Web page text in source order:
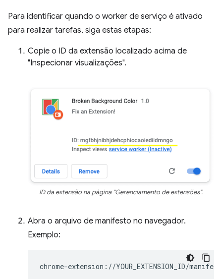
Para identificar quando o worker de serviço é ativado
para realizar tarefas, siga estas etapas:
Copie o ID da extensão localizado acima de
"Inspecionar visualizações".
ID da extensão na página "Gerenciamento de extensões".
Abra o arquivo de manifesto no navegador.
Exemplo: